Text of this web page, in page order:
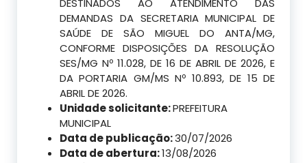
DESTINADOS AO ATENDIMENTO DAS
DEMANDAS DA SECRETARIA MUNICIPAL DE
SAÚDE DE SÃO MIGUEL DO ANTA/MG,
CONFORME DISPOSIÇÕES DA RESOLUÇÃO
SES/MG Nº 11.028, DE 16 DE ABRIL DE 2026, E
DA PORTARIA GM/MS Nº 10.893, DE 15 DE
ABRIL DE 2026.
Unidade solicitante:PREFEITURA
MUNICIPAL
Data de publicação:30/07/2026
Data de abertura:13/08/2026